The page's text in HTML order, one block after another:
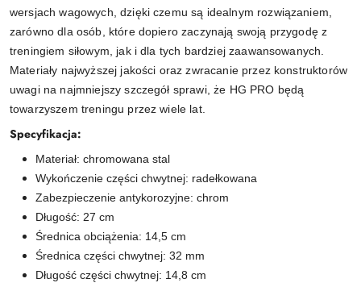
wersjach wagowych, dzięki czemu są idealnym rozwiązaniem,
zarówno dla osób, które dopiero zaczynają swoją przygodę z
treningiem siłowym, jak i dla tych bardziej zaawansowanych.
Materiały najwyższej jakości oraz zwracanie przez konstruktorów
uwagi na najmniejszy szczegół sprawi, że HG PRO będą
towarzyszem treningu przez wiele lat.
Specyfikacja:
Materiał: chromowana stal
Wykończenie części chwytnej: radełkowana
Zabezpieczenie antykorozyjne: chrom
Długość: 27 cm
Średnica obciążenia: 14,5 cm
Średnica części chwytnej: 32 mm
Długość części chwytnej: 14,8 cm